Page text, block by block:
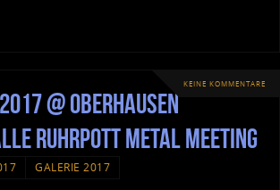
KEINE KOMMENTARE
@ Oberhausen
Ruhrpott Metal Meeting
GALERIE 2017